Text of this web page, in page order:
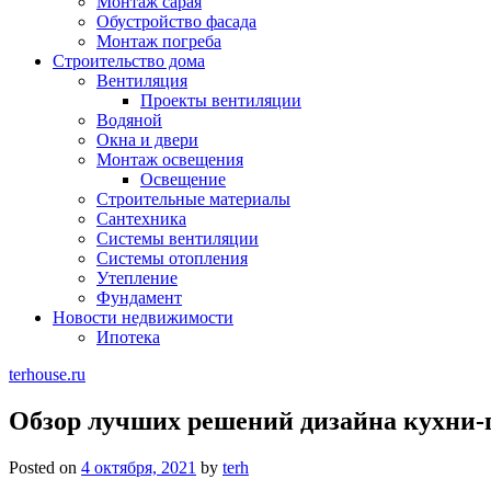
Обустройство фасада
Монтаж погреба
Строительство дома
Вентиляция
Проекты вентиляции
Водяной
Окна и двери
Монтаж освещения
Освещение
Строительные материалы
Сантехника
Системы вентиляции
Системы отопления
Утепление
Фундамент
Новости недвижимости
Ипотека
terhouse.ru
Обзор лучших решений дизайна кухни-
Posted on 4 октября, 2021 by terh